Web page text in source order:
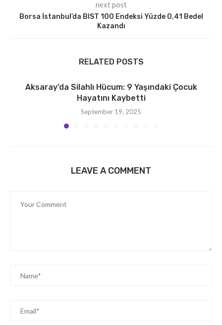
next post
Borsa İstanbul’da BIST 100 Endeksi Yüzde 0,41 Bedel
Kazandı
RELATED POSTS
Aksaray’da Silahlı Hücum: 9 Yaşındaki Çocuk
Hayatını Kaybetti
September 19, 2025
LEAVE A COMMENT